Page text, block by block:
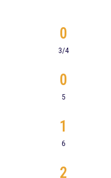
3/4
0
5
0
6
1
2